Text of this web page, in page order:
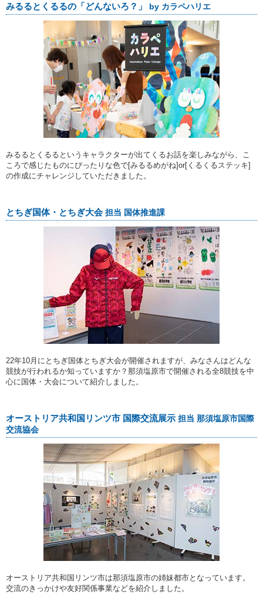
みるるとくるるの「どんないろ？」 by カラペハリエ
みるるとくるるというキャラクターが出てくるお話を楽しみながら、こ
ころで感じたものにぴったりな色で[みるるめがね]or[くるくるステッキ]
の作成にチャレンジしていただきました。
とちぎ国体・とちぎ大会担当 国体推進課
22年10月にとちぎ国体とちぎ大会が開催されますが、みなさんはどんな
競技が行われるか知っていますか？那須塩原市で開催される全8競技を中
心に国体・大会について紹介しました。
オーストリア共和国リンツ市 国際交流展示 担当 那須塩原市国際
交流協会
オーストリア共和国リンツ市は那須塩原市の姉妹都市となっています。
交流のきっかけや友好関係事業などを紹介しました。